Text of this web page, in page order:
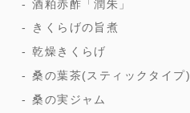
酒粕赤酢「潤朱」
きくらげの旨煮
乾燥きくらげ
桑の葉茶(スティックタイプ)
桑の実ジャム